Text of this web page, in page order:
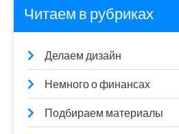
Читаем в рубриках
Делаем дизайн
Немного о финансах
Подбираем материалы